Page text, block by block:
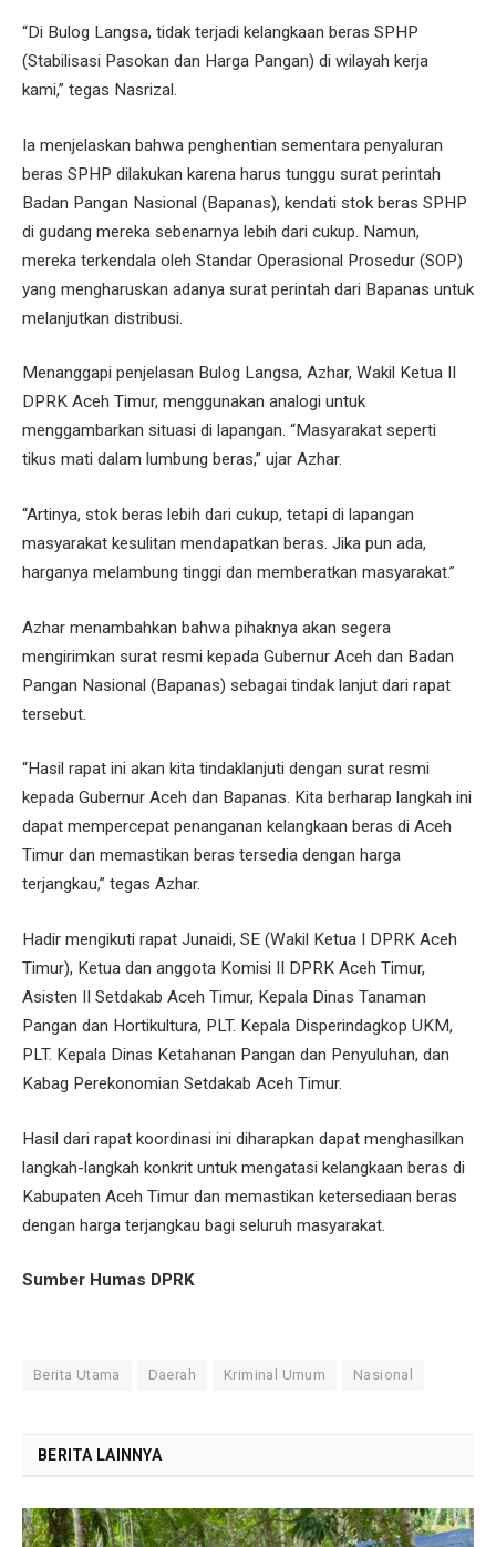
“Di Bulog Langsa, tidak terjadi kelangkaan beras SPHP
(Stabilisasi Pasokan dan Harga Pangan) di wilayah kerja
kami,” tegas Nasrizal.
Ia menjelaskan bahwa penghentian sementara penyaluran
beras SPHP dilakukan karena harus tunggu surat perintah
Badan Pangan Nasional (Bapanas), kendati stok beras SPHP
di gudang mereka sebenarnya lebih dari cukup. Namun,
mereka terkendala oleh Standar Operasional Prosedur (SOP)
yang mengharuskan adanya surat perintah dari Bapanas untuk
melanjutkan distribusi.
Menanggapi penjelasan Bulog Langsa, Azhar, Wakil Ketua II
DPRK Aceh Timur, menggunakan analogi untuk
menggambarkan situasi di lapangan. “Masyarakat seperti
tikus mati dalam lumbung beras,” ujar Azhar.
“Artinya, stok beras lebih dari cukup, tetapi di lapangan
masyarakat kesulitan mendapatkan beras. Jika pun ada,
harganya melambung tinggi dan memberatkan masyarakat.”
Azhar menambahkan bahwa pihaknya akan segera
mengirimkan surat resmi kepada Gubernur Aceh dan Badan
Pangan Nasional (Bapanas) sebagai tindak lanjut dari rapat
tersebut.
“Hasil rapat ini akan kita tindaklanjuti dengan surat resmi
kepada Gubernur Aceh dan Bapanas. Kita berharap langkah ini
dapat mempercepat penanganan kelangkaan beras di Aceh
Timur dan memastikan beras tersedia dengan harga
terjangkau,” tegas Azhar.
Hadir mengikuti rapat Junaidi, SE (Wakil Ketua I DPRK Aceh
Timur), Ketua dan anggota Komisi II DPRK Aceh Timur,
Asisten II Setdakab Aceh Timur, Kepala Dinas Tanaman
Pangan dan Hortikultura, PLT. Kepala Disperindagkop UKM,
PLT. Kepala Dinas Ketahanan Pangan dan Penyuluhan, dan
Kabag Perekonomian Setdakab Aceh Timur.
Hasil dari rapat koordinasi ini diharapkan dapat menghasilkan
langkah-langkah konkrit untuk mengatasi kelangkaan beras di
Kabupaten Aceh Timur dan memastikan ketersediaan beras
dengan harga terjangkau bagi seluruh masyarakat.
Sumber Humas DPRK
Berita Utama Daerah Kriminal Umum Nasional
BERITA LAINNYA